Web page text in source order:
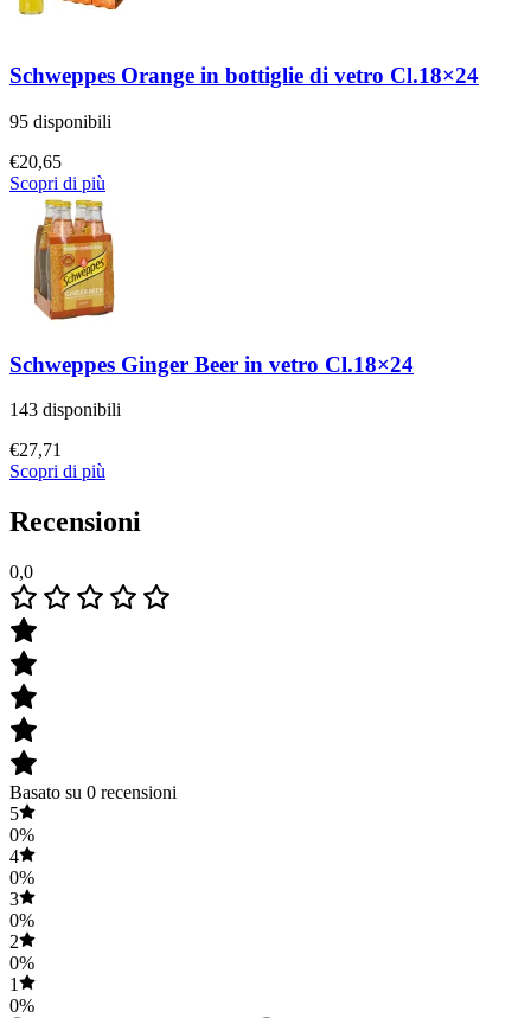
Schweppes Orange in bottiglie di vetro Cl.18×24
95 disponibili
€20,65
Scopri di più
Schweppes Ginger Beer in vetro Cl.18×24
143 disponibili
€27,71
Scopri di più
Recensioni
0,0
Basato su 0 recensioni
5
0%
4
0%
3
0%
2
0%
1
0%